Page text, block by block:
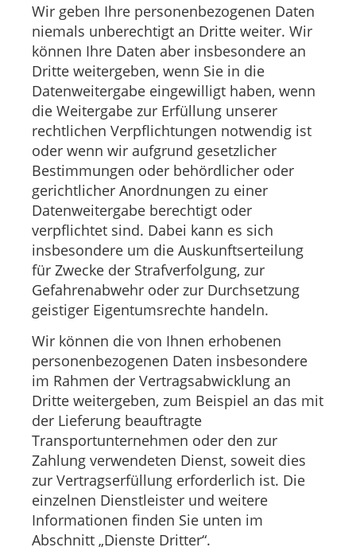
Wir geben Ihre personenbezogenen Daten
niemals unberechtigt an Dritte weiter. Wir
können Ihre Daten aber insbesondere an
Dritte weitergeben, wenn Sie in die
Datenweitergabe eingewilligt haben, wenn
die Weitergabe zur Erfüllung unserer
rechtlichen Verpflichtungen notwendig ist
oder wenn wir aufgrund gesetzlicher
Bestimmungen oder behördlicher oder
gerichtlicher Anordnungen zu einer
Datenweitergabe berechtigt oder
verpflichtet sind. Dabei kann es sich
insbesondere um die Auskunftserteilung
für Zwecke der Strafverfolgung, zur
Gefahrenabwehr oder zur Durchsetzung
geistiger Eigentumsrechte handeln.
Wir können die von Ihnen erhobenen
personenbezogenen Daten insbesondere
im Rahmen der Vertragsabwicklung an
Dritte weitergeben, zum Beispiel an das mit
der Lieferung beauftragte
Transportunternehmen oder den zur
Zahlung verwendeten Dienst, soweit dies
zur Vertragserfüllung erforderlich ist. Die
einzelnen Dienstleister und weitere
Informationen finden Sie unten im
Abschnitt „Dienste Dritter“.